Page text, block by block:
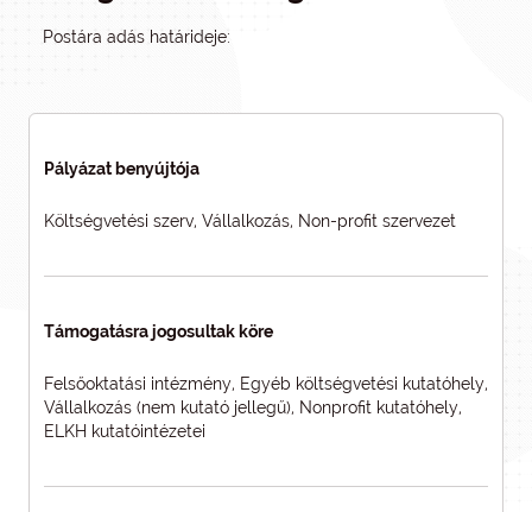
Postára adás határideje:
Pályázat benyújtója
Költségvetési szerv, Vállalkozás, Non-profit szervezet
Támogatásra jogosultak köre
Felsőoktatási intézmény, Egyéb költségvetési kutatóhely,
Vállalkozás (nem kutató jellegű), Nonprofit kutatóhely,
ELKH kutatóintézetei